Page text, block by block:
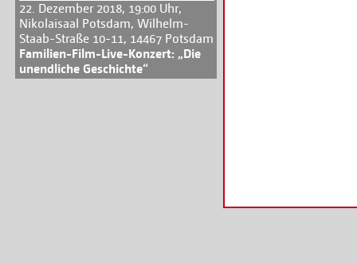
22. Dezember 2018, 19:00 Uhr,
Nikolaisaal Potsdam, Wilhelm-
Staab-Straße 10-11, 14467 Potsdam
Familien-Film-Live-Konzert: „Die
unendliche Geschichte“